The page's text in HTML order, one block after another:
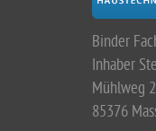
Binder
Inhaber
Mühlweg
85376